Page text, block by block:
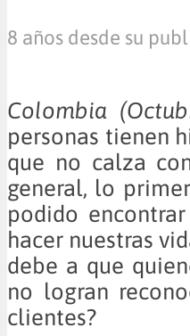
8 años desde su
Colombia
personas tienen
que no calza
general, lo
podido
hacer nuestras
debe a que
no logran
clientes?